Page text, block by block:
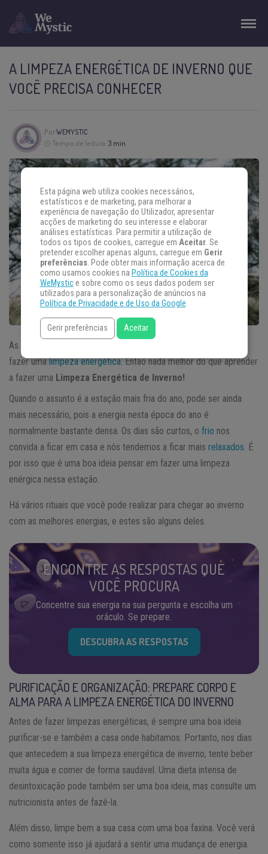
A LIMPEZA ENERGÉTICA DE INVERNO QUE
VOCÊ PRECISA CONHECER
PorWEMYSTIC
Tempo de leitura: 3 min
As mudanças de estação são sempre um bom momento para
fazer umalimpeza energética. Então nada melhor do que aprender
a fazer uma Limpeza Energética de Inverno!
Quando o assunto é a estação mais fria do ano, pode ser ainda
mais necessário, pois a energia nesta época do ano é
normalmente bastante densa. Os dias são curtos, o frio nos
convida a ficar em casa e nós tendemos a ficar mais relaxados . É
por isso que é uma boa ideia pensar em fazer uma limpeza
enérgica nessa estação.
Há vários rituais que você pode realizar para chegar ao inverno
com as melhores energias, e estes são alguns deles.
ENCONTRE AS RESPOSTAS QUE
VOCÊ PROCURA
Concentre sua energia na sua pergunta e escolha um
oráculo. Se prepare.
DESCUBRA AS RESPOSTAS
PURIFICAÇÃO E ORGANIZAÇÃO: PREPARE CORPO E
ALMA PARA A LIMPEZA ENERGÉTICA DO INVERNO
Antes de fazer limpezas energéticas, é sempre uma boa ideia
purificar-se e também a casa onde habitamos. Portanto, nos dias
que antecedem a sua limpeza energética de inverno, tente beber
muita água e comer de forma saudável. Uma dieta intensa de
desintoxicação pode também ser uma boa ideia, mas consulte um
nutricionista antes de fazê-la.
Além disso, limpe bem a sua casa com uma boa faxina. Você verá
como somente isso já ajudará a sentir uma mudança de energia.
Esta página web utiliza cookies necessários,
estatísticos e de marketing, para melhorar a
experiência de navegação do Utilizador, apresentar
acções de marketing do seu interesse e elaborar
análises estatísticas. Para permitir a utilização de
todos os tipos de cookies, carregue em Aceitar. Se
pretender escolher apenas alguns, carregue em Gerir
preferências. Pode obter mais informação acerca de
como usamos cookies na Política de Cookies da
WeMystice sobre como os seus dados podem ser
utilizados para a personalização de anúncios na
Política de Privacidade e de Uso da Google.
Gerir preferências Aceitar